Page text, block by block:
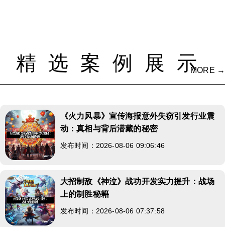
精选案例展示MORE →
《火力风暴》宣传海报意外失窃引发行业震
动：真相与背后潜藏的秘密
发布时间：2026-08-06 09:06:46
大招制敌《神泣》战功开发实力提升：战场
上的制胜秘籍
发布时间：2026-08-06 07:37:58